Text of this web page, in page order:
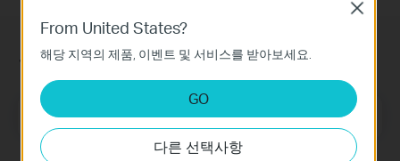
구독
메일 주소 가입하기
From United States?
해당 지역의 제품, 이벤트 및 서비스를 받아보세요.
GO
다른 선택사항
Close
기본 쿠키
이 쿠키는 웹사이트가 작동하는 데 필요하며 사용자의 시
스템에서 비활성화할 수 없습니다.
분석 및 마케팅 쿠키
분석 쿠키는 웹사이트의 기능을 개선하고 조정하기 위해
웹사이트에서의 사용자 활동을 분석하는 데 사용하는 쿠키
입니다.